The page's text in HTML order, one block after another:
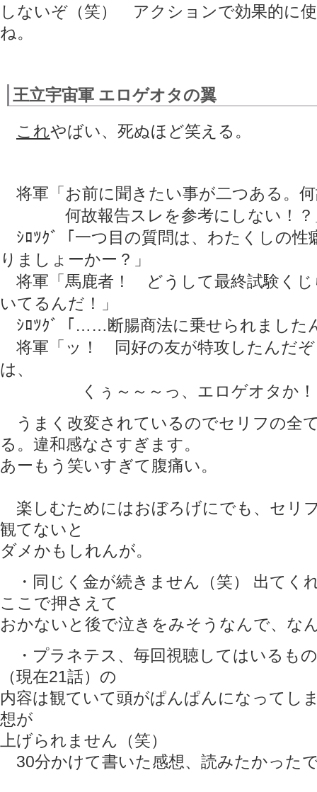
しないぞ（笑） アクションで効果的に
ね。
王立宇宙軍 エロゲオタの翼
これやばい、死ぬほど笑える。
将軍「お前に聞きたい事が二つある。
何故報告スレを参考にしない！？
ｼﾛﾂｸﾞ「一つ目の質問は、わたくしの性
りましょーかー？」
将軍「馬鹿者！ どうして最終試験くじ
いてるんだ！」
ｼﾛﾂｸﾞ「……断腸商法に乗せられました
将軍「ッ！ 同好の友が特攻したんだ
は、
くぅ～～～っ、エロゲオタか！
うまく改変されているのでセリフの全
る。違和感なさすぎます。
あーもう笑いすぎて腹痛い。
楽しむためにはおぼろげにでも、セリ
観てないと
ダメかもしれんが。
・同じく金が続きません（笑） 出てく
ここで押さえて
おかないと後で泣きをみそうなんで、な
・プラネテス、毎回視聴してはいるも
（現在21話）の
内容は観ていて頭がぱんぱんになってし
想が
上げられません（笑）
30分かけて書いた感想、読みたかった